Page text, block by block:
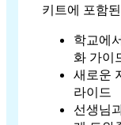
키트에 포함
학교에
화 가이
새로운
라이드
선생님